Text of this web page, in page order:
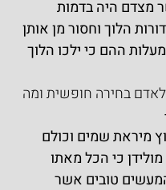
מצדם היה בדמות
הלוך וחסור מן אותן
ההם כי ילכו הלוך
בחירה חופשית ומה
מיראת שמים וכולם
כי הכל מאתו
טובים אשר